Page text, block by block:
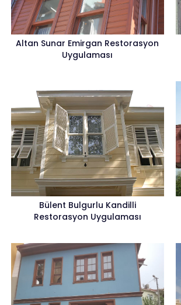
Altan Sunar Emirgan Restorasyon
Uygulaması
Bülent Bulgurlu Kandilli
Restorasyon Uygulaması